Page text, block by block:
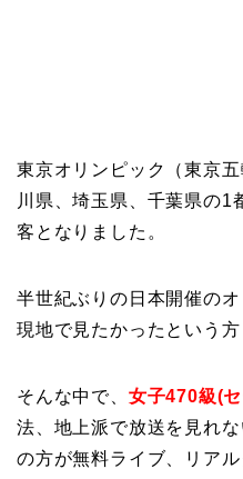
東京オリンピック（東京
川県、埼玉県、千葉県の1
客となりました。
半世紀ぶりの日本開催の
現地で見たかったという
そんな中で、 女子470級(
法、地上派で放送を見れ
の方が無料ライブ、リア